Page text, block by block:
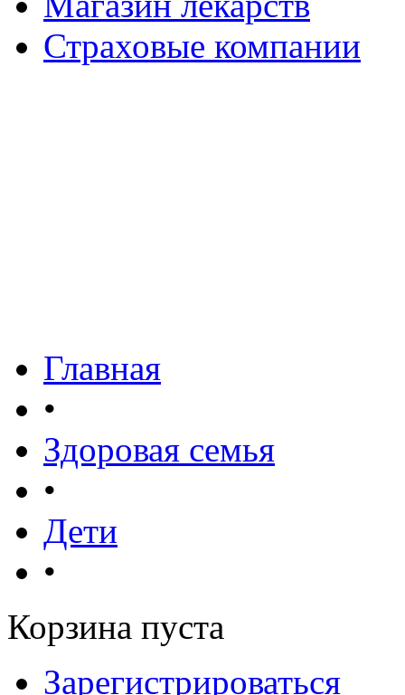
Страховые компании
Главная
•
Здоровая семья
•
Дети
•
Корзина пуста
Зарегистрироваться